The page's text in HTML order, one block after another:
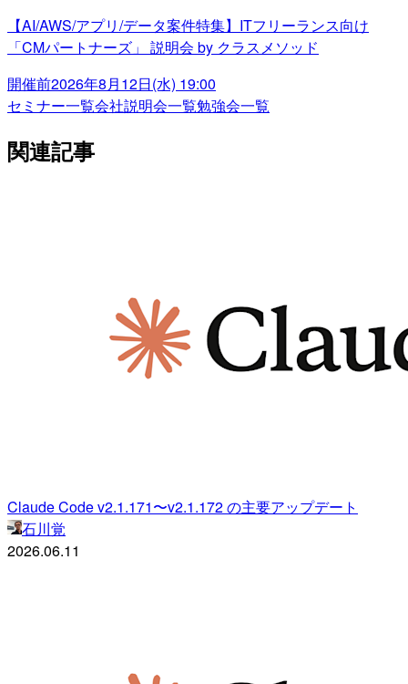
【AI/AWS/アプリ/データ案件特集】ITフリーランス向け
「CMパートナーズ」 説明会 by クラスメソッド
開催前2026年8月12日(水) 19:00
セミナー一覧会社説明会一覧勉強会一覧
関連記事
Claude Code v2.1.171〜v2.1.172 の主要アップデート
石川覚
2026.06.11